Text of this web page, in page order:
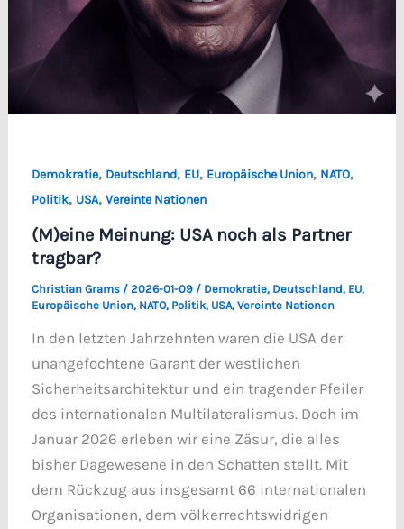
Demokratie, Deutschland, EU, Europäische Union, NATO,
Politik, USA, Vereinte Nationen
(M)eine Meinung: USA noch als Partner
tragbar?
Christian Grams / 2026-01-09 / Demokratie, Deutschland, EU,
Europäische Union, NATO, Politik, USA, Vereinte Nationen
In den letzten Jahrzehnten waren die USA der
unangefochtene Garant der westlichen
Sicherheitsarchitektur und ein tragender Pfeiler
des internationalen Multilateralismus. Doch im
Januar 2026 erleben wir eine Zäsur, die alles
bisher Dagewesene in den Schatten stellt. Mit
dem Rückzug aus insgesamt 66 internationalen
Organisationen, dem völkerrechtswidrigen